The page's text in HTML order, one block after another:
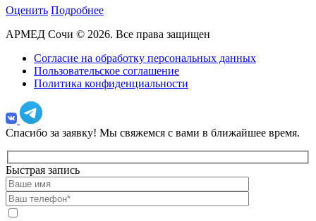
Оценить Подробнее
АРМЕД Сочи © 2026. Все права защищен
Согласие на обработку персональных данных
Пользовательское соглашение
Политика конфиденциальности
Спасибо за заявку! Мы свяжемся с вами в ближайшее время.
Быстрая запись